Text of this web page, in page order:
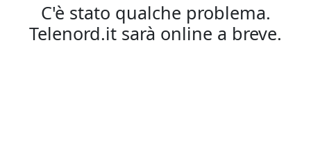
C'è stato qualche problema.
Telenord.it sarà online a breve.